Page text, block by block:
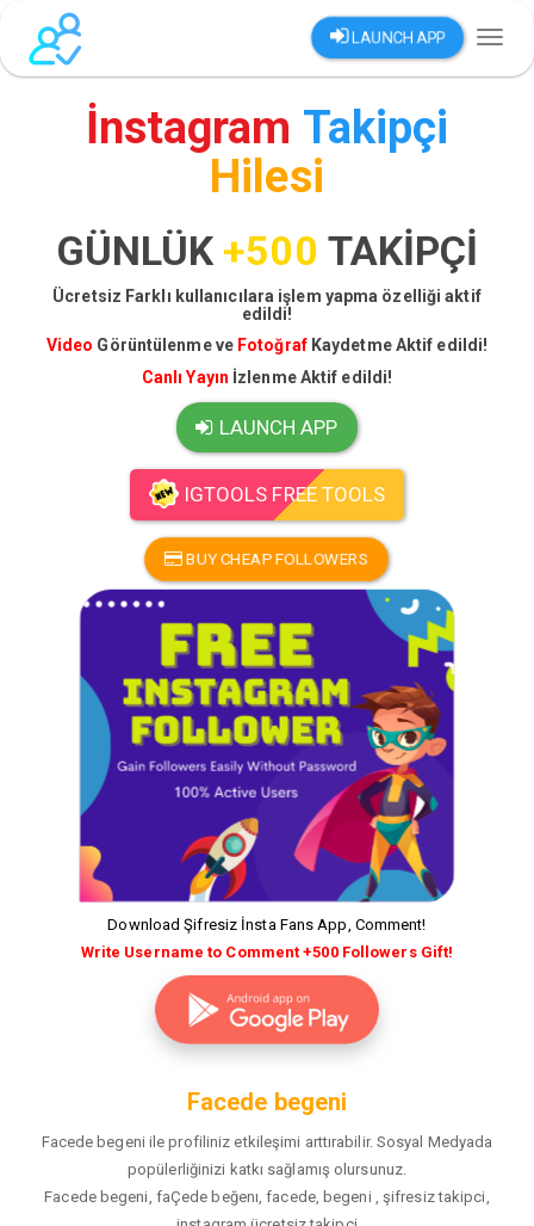
LAUNCH APP
İnstagram Takipçi
Hilesi
GÜNLÜK +500 TAKİPÇİ
Ücretsiz Farklı kullanıcılara işlem yapma özelliği aktif
edildi!
Video Görüntülenme ve Fotoğraf Kaydetme Aktif edildi!
Canlı Yayın İzlenme Aktif edildi!
LAUNCH APP
IGTOOLS FREE TOOLS
BUY CHEAP FOLLOWERS
Download Şifresiz İnsta Fans App, Comment!
Write Username to Comment +500 Followers Gift!
Facede begeni
Facede begeni ile profiliniz etkileşimi arttırabilir. Sosyal Medyada
popülerliğinizi katkı sağlamış olursunuz.
Facede begeni, faÇede beğenı, facede, begeni , şifresiz takipci,